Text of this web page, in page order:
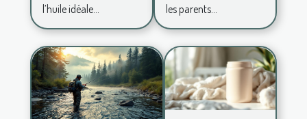
de CBD ?
l’huile idéale...
les parents...